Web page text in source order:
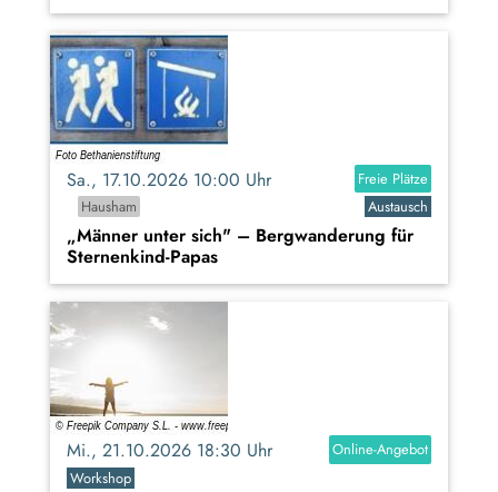
Sa., 17.10.2026 10:00 Uhr
Freie Plätze
Hausham
Austausch
„Männer unter sich" – Bergwanderung für
Sternenkind-Papas
Mi., 21.10.2026 18:30 Uhr
Online-Angebot
Workshop